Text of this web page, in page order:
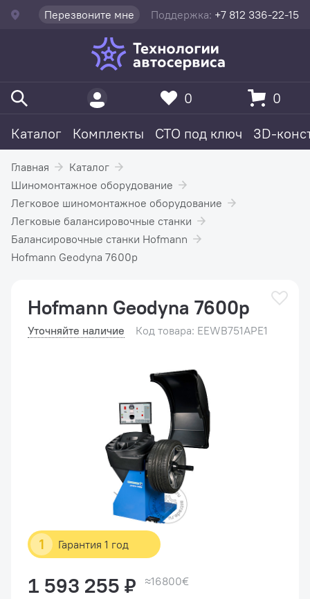
Перезвоните мне Поддержка: +7 812 336-22-15
Каталог Комплекты СТО под ключ 3D-
0 0
Главная
Каталог
Шиномонтажное оборудование
Легковое шиномонтажное оборудование
Легковые балансировочные станки
Балансировочные станки Hofmann
Hofmann Geodyna 7600p
1 Гарантия 1 год
Hofmann Geodyna 7600p
Уточняйте наличие Код товара: EEWB751APE1
1 593 255 ₽ ≈16800€